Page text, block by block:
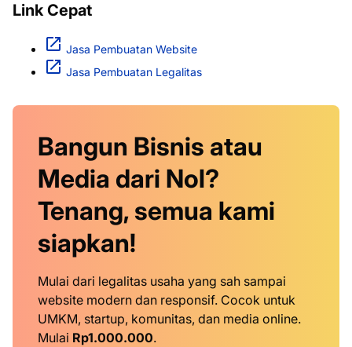
Link Cepat
Jasa Pembuatan Website
Jasa Pembuatan Legalitas
Bangun Bisnis atau
Media dari Nol?
Tenang, semua kami
siapkan!
Mulai dari legalitas usaha yang sah sampai
website modern dan responsif. Cocok untuk
UMKM, startup, komunitas, dan media online.
Mulai Rp1.000.000.